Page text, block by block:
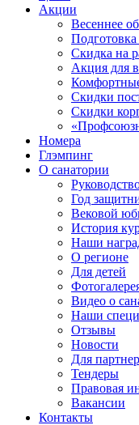
Акции
Весеннее
Подготовка
Скидка на
Акция для
Скидки
Скидки
Номера
Глэмпинг
О санатории
Год
Вековой
История
Наши
О регионе
Для детей
Видео о
Наши
Отзывы
Новости
Для
Тендеры
Правовая
Вакансии
Контакты